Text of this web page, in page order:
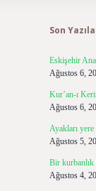
Son
Eskişehir
Ağustos 6,
Kur’an-ı
Ağustos 6,
Ayakları
Ağustos 5,
Bir kurbanlık
Ağustos 4,